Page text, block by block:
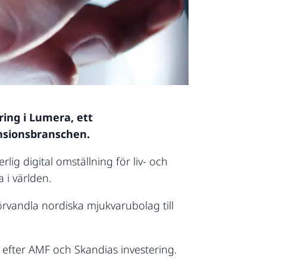
i Lumera, ett
digital omställning för liv- och
i världen.
nordiska mjukvarubolag till
AMF och Skandias investering.